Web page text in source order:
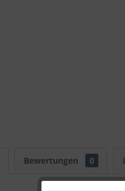
Bewertungen 0